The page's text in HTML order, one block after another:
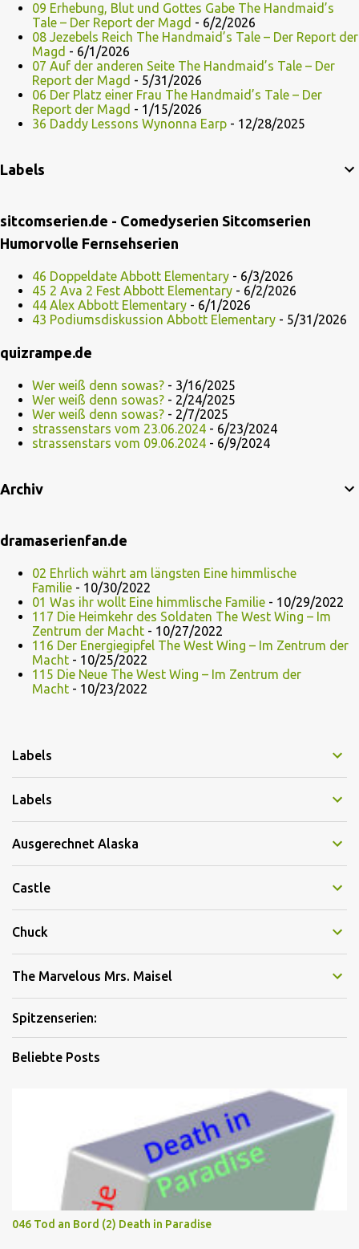
09 Erhebung, Blut und Gottes Gabe The Handmaid’s
Tale – Der Report der Magd - 6/2/2026
08 Jezebels Reich The Handmaid’s Tale – Der Report der
Magd - 6/1/2026
07 Auf der anderen Seite The Handmaid’s Tale – Der
Report der Magd - 5/31/2026
06 Der Platz einer Frau The Handmaid’s Tale – Der
Report der Magd - 1/15/2026
36 Daddy Lessons Wynonna Earp - 12/28/2025
Labels
sitcomserien.de - Comedyserien Sitcomserien
Humorvolle Fernsehserien
46 Doppeldate Abbott Elementary - 6/3/2026
45 2 Ava 2 Fest Abbott Elementary - 6/2/2026
44 Alex Abbott Elementary - 6/1/2026
43 Podiumsdiskussion Abbott Elementary - 5/31/2026
quizrampe.de
Wer weiß denn sowas? - 3/16/2025
Wer weiß denn sowas? - 2/24/2025
Wer weiß denn sowas? - 2/7/2025
strassenstars vom 23.06.2024 - 6/23/2024
strassenstars vom 09.06.2024 - 6/9/2024
Archiv
dramaserienfan.de
02 Ehrlich währt am längsten Eine himmlische
Familie - 10/30/2022
01 Was ihr wollt Eine himmlische Familie - 10/29/2022
117 Die Heimkehr des Soldaten The West Wing – Im
Zentrum der Macht - 10/27/2022
116 Der Energiegipfel The West Wing – Im Zentrum der
Macht - 10/25/2022
115 Die Neue The West Wing – Im Zentrum der
Macht - 10/23/2022
Labels
Labels
Ausgerechnet Alaska
Castle
Chuck
The Marvelous Mrs. Maisel
Spitzenserien:
Beliebte Posts
046 Tod an Bord (2) Death in Paradise